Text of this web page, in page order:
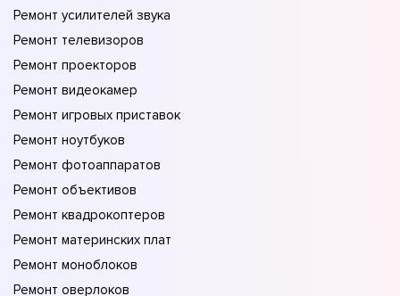
Ремонт усилителей звука
Ремонт телевизоров
Ремонт проекторов
Ремонт видеокамер
Ремонт игровых приставок
Ремонт ноутбуков
Ремонт фотоаппаратов
Ремонт объективов
Ремонт квадрокоптеров
Ремонт материнских плат
Ремонт моноблоков
Ремонт оверлоков